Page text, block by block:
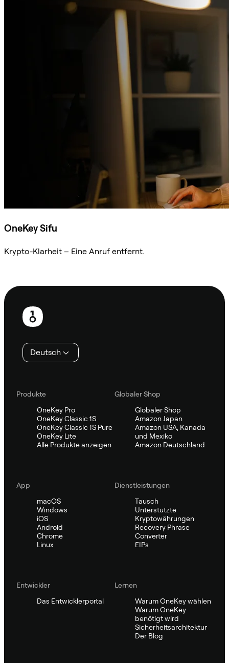
OneKey Sifu
Krypto-Klarheit – Eine Anruf entfernt.
Fußzeile
Deutsch
Produkte
OneKey Pro
OneKey Classic 1S
OneKey Classic 1S Pure
OneKey Lite
Alle Produkte anzeigen
Globaler Shop
Globaler Shop
Amazon Japan
Amazon USA, Kanada
und Mexiko
Amazon Deutschland
App
macOS
Windows
iOS
Android
Chrome
Linux
Dienstleistungen
Tausch
Unterstützte
Kryptowährungen
Recovery Phrase
Converter
EIPs
Entwickler
Das Entwicklerportal
Lernen
Warum OneKey wählen
Warum OneKey
benötigt wird
Sicherheitsarchitektur
Der Blog